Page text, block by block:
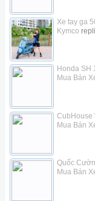
Xe tay ga
Kymco
Honda SH
Mua Bán
CubHouse
Mua Bán
Quốc
Mua Bán